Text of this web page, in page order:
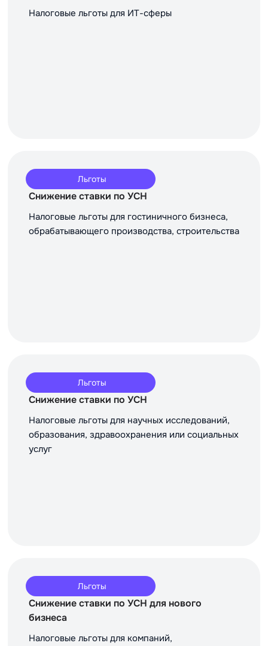
Налоговые льготы для ИТ-сферы
Льготы
Снижение ставки по УСН
Налоговые льготы для гостиничного бизнеса,
обрабатывающего производства, строительства
Льготы
Снижение ставки по УСН
Налоговые льготы для научных исследований,
образования, здравоохранения или социальных
услуг
Льготы
Снижение ставки по УСН для нового
бизнеса
Налоговые льготы для компаний,